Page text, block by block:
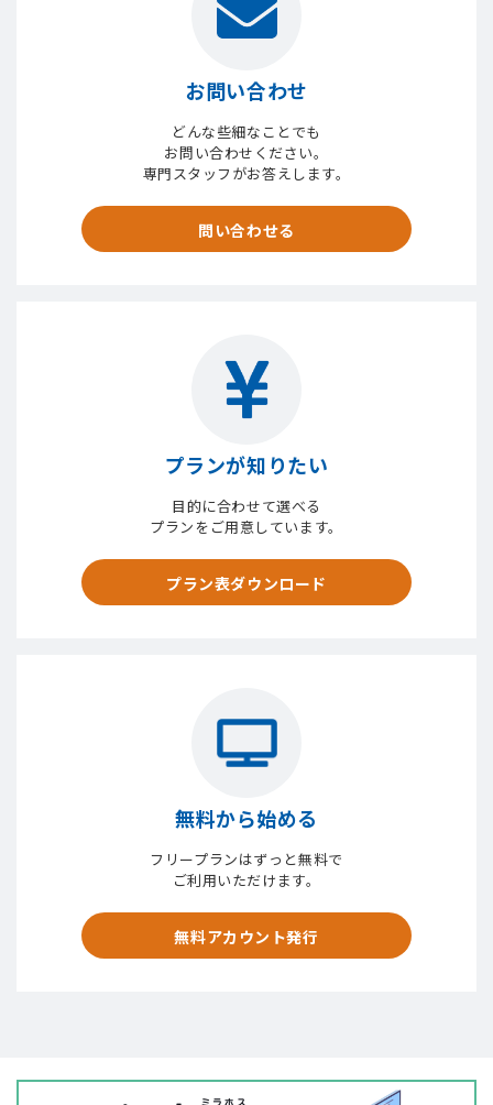
お問い合わせ
どんな些細なことでも
お問い合わせください。
専門スタッフがお答えします。
問い合わせる
プランが知りたい
目的に合わせて選べる
プランをご用意しています。
プラン表ダウンロード
無料から始める
フリープランはずっと無料で
ご利用いただけます。
無料アカウント発行